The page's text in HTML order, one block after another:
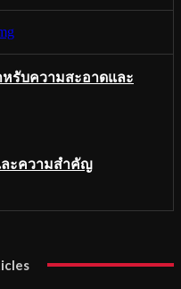
รับความสะอาดและ
ละความสำคัญ